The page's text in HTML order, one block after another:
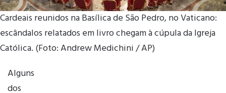
Cardeais reunidos na Basílica de São Pedro, no Vaticano:
escândalos relatados em livro chegam à cúpula da Igreja
Católica. (Foto: Andrew Medichini / AP)
Alguns
dos